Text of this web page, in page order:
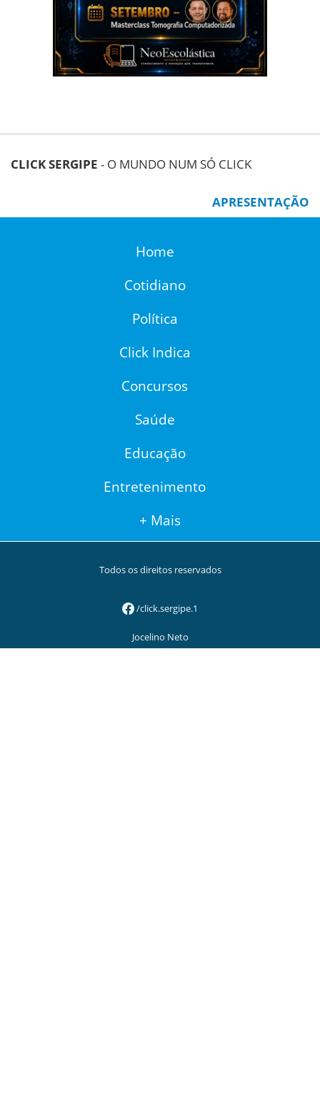
CLICK SERGIPE - O MUNDO NUM SÓ CLICK
APRESENTAÇÃO
Home
Cotidiano
Política
Click Indica
Concursos
Saúde
Educação
Entretenimento
+ Mais
Todos os direitos reservados
/click.sergipe.1
Jocelino Neto